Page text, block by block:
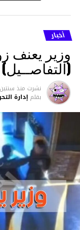
أخبار
وزير يعنف
(التفاصــيل)
نشرت منذ سنتين
بقلم إدارة